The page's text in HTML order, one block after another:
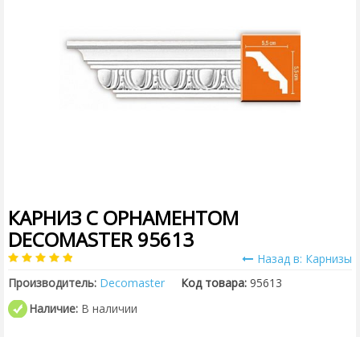
КАРНИЗ С ОРНАМЕНТОМ
DECOMASTER 95613
Назад в: Карнизы
Производитель: Decomaster Код товара: 95613
Наличие: В наличии